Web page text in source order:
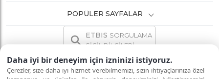
Daha iyi bir deneyim için izninizi istiyoruz.
Çerezler, size daha iyi hizmet verebilmemizi, sizin ihtiyaçlarınıza özel
POPÜLER SAYFALAR
ETBIS SORGULAMA
SİCİL BİLGİLERİ